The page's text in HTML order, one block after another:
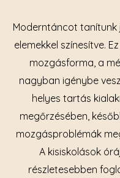
Moderntáncot tanítunk
elemekkel színesítve.
mozgásforma, a
nagyban igénybe
helyes tartás
megőrzésében,
mozgásproblémák
A kisiskolások
részletesebben